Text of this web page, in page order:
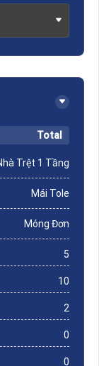
Total
Trệt 1 Tầng
Mái Tole
Móng Đơn
5
10
2
0
0